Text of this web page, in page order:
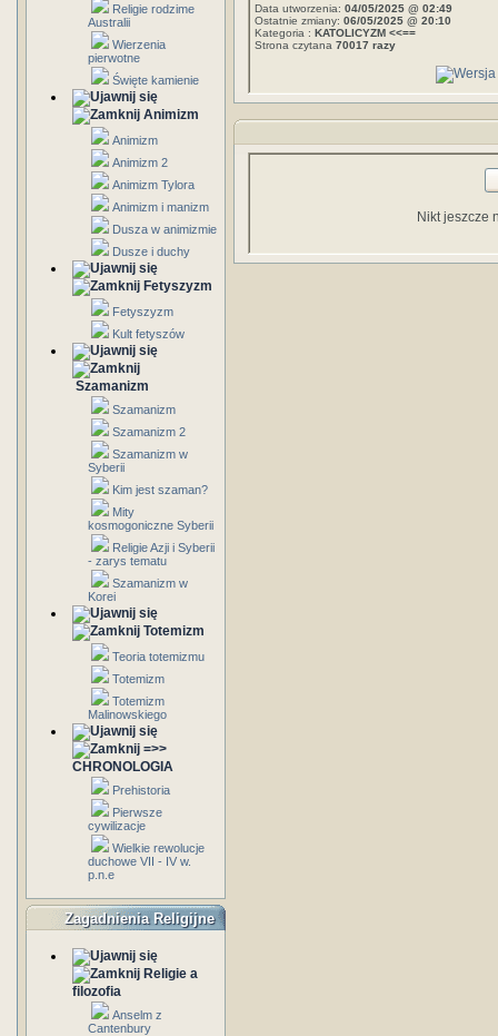
Religie rodzime
Australii
Wierzenia
pierwotne
Święte kamienie
Animizm
Animizm
Animizm 2
Animizm Tylora
Animizm i manizm
Dusza w animizmie
Dusze i duchy
Fetyszyzm
Fetyszyzm
Kult fetyszów
Szamanizm
Szamanizm
Szamanizm 2
Szamanizm w
Syberii
Kim jest szaman?
Mity
kosmogoniczne Syberii
Religie Azji i Syberii
- zarys tematu
Szamanizm w
Korei
Totemizm
Teoria totemizmu
Totemizm
Totemizm
Malinowskiego
=>>
CHRONOLOGIA
Prehistoria
Pierwsze
cywilizacje
Wielkie rewolucje
duchowe VII - IV w.
p.n.e
Zagadnienia Religijne
Religie a
filozofia
Anselm z
Cantenbury
Data utworzenia: 04/05/2025 @ 02:49
Ostatnie zmiany: 06/05/2025 @ 20:10
Kategoria : KATOLICYZM <<==
Strona czytana 70017 razy
Nikt jeszcze